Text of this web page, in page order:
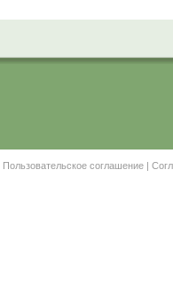
Пользовательское соглашение |